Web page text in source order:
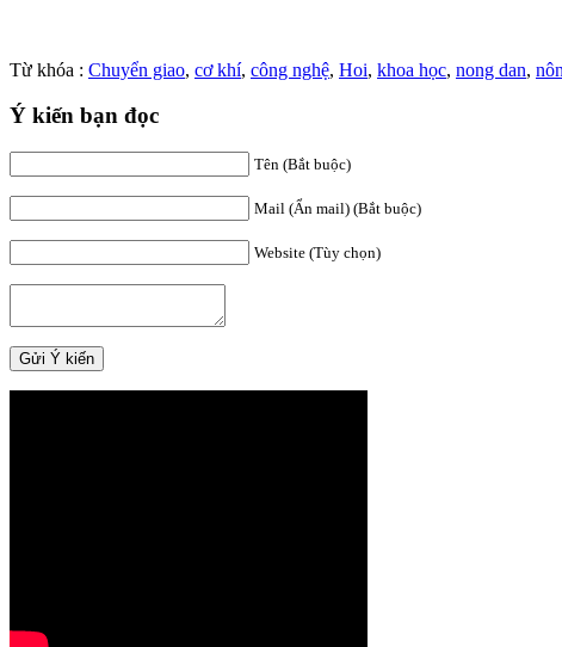
Từ khóa : Chuyển giao, cơ khí, công nghệ, Hoi, khoa học, nong dan,
Ý kiến bạn đọc
Tên (Bắt buộc)
Mail (Ẩn mail) (Bắt buộc)
Website (Tùy chọn)